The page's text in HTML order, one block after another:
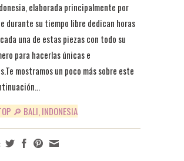
elaborada principalmente por
durante su tiempo libre dedican horas
una de estas piezas con todo su
para hacerlas únicas e
Te mostramos un poco más sobre este
🔎 BALI, INDONESIA